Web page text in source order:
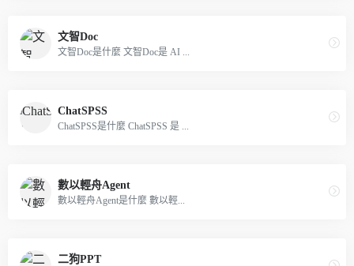
文智Doc
文智Doc是什麼 文智Doc是 AI ...
ChatSPSS
ChatSPSS是什麼 ChatSPSS 是 ...
數以輕舟Agent
數以輕舟Agent是什麼 數以輕...
二狗PPT